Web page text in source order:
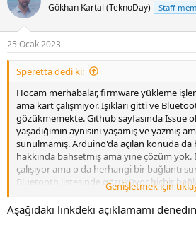
Gökhan Kartal (TeknoDay) Staff
25 Ocak 2023
Speretta dedi ki:
Hocam merhabalar, firmware yükleme
ama kart çalışmıyor. Işıkları gitti ve
gözükmemekte. Github sayfasında Issue
yaşadığımın aynısını yaşamış ve yazmış
sunulmamış. Arduino'da açılan konuda
hakkında bahsetmiş ama yine çözüm
çalışıyor ama o da herhangi bir bağlantı
Bluetooth listesinde gözüküyor hiçbir
üreticisinin paylaştığı tüm firmware'leri
sonuç alamadım. Default firmware'de uçtu
alet.
Genişletmek için
Aşağıdaki linkdeki açıklamamı